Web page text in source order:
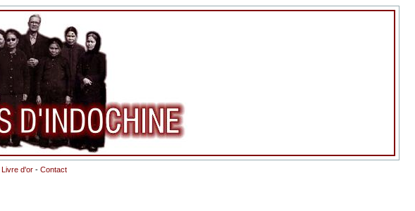
Livre d'or - Contact